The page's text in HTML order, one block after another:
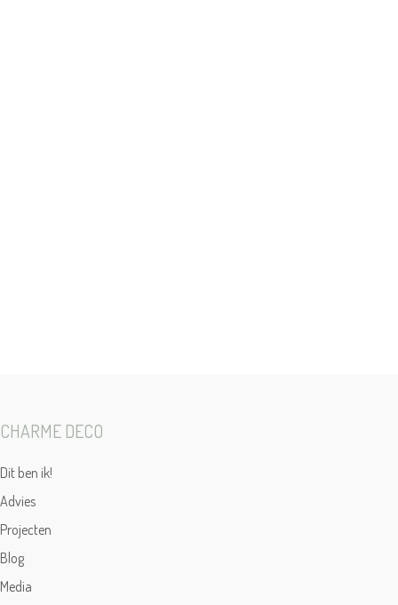
CHARME DECO
Dit ben ik!
Advies
Projecten
Blog
Media